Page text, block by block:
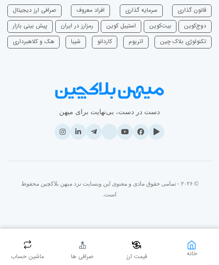
خانه قیمت ارز صرافی ها ماشین حساب
قانون گذاری سرمایه‌ گذاری افراد معروف
صرافی ارز دیجیتال
دوج‌کوین
بیت‌کوین استیبل کوین رمزارز در ایران
پیش بینی بازار
تکنولوژی بلاک چین
اتریوم ‌کاردانو شیبا هک و کلاهبرداری
دست در دست، بی‌نهایت برای میهن
© ۲۰۲۶ - تمامی حقوق مادی و معنوی این وبسایت نزد میهن بلاکچین محفوظ
است.